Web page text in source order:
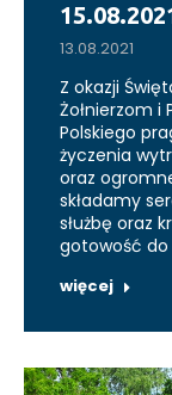
13.08.2021
Z okazji
Żołnierzom i
Polskiego
życzenia
oraz
składamy
służbę oraz
gotowość do
więcej